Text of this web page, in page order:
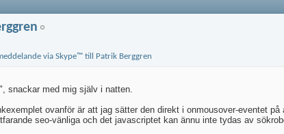
snackar med mig själv i natten.
ovanför är att jag sätter den direkt i onmousover-eventet
seo-vänliga och det javascriptet kan ännu inte tydas av